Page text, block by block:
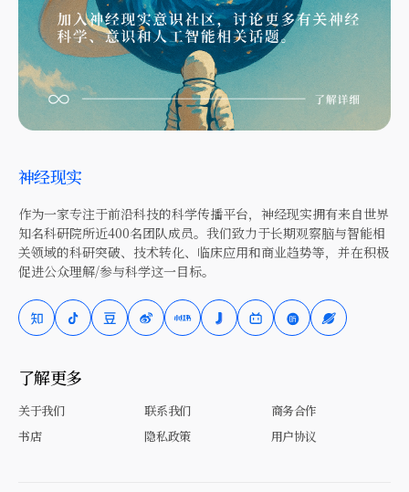
神经现实
作为一家专注于前沿科技的科学传播平台，神经现实拥有来自世界
知名科研院所近400名团队成员。我们致力于长期观察脑与智能相
关领域的科研突破、技术转化、临床应用和商业趋势等，并在积极
促进公众理解/参与科学这一目标。
了解更多
关于我们 联系我们
商务合作
书店
隐私政策 用户协议